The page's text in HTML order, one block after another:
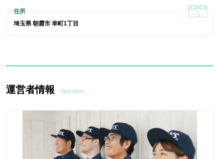
埼玉県 朝霞市 幸町1丁目
運営者情報 Operation